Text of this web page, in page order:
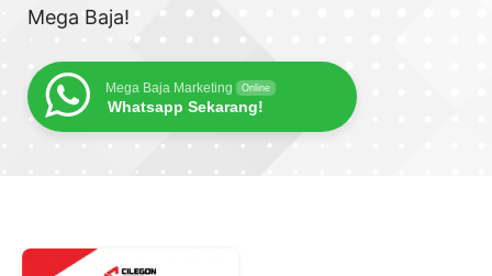
Mega Baja!
Mega Baja Marketing Online
Whatsapp Sekarang!